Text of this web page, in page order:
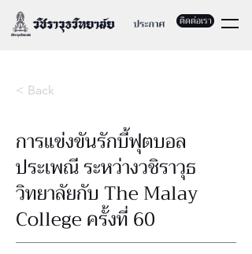
ติดต่อเรา
< Back
การแข่งขันรักบี้ฟุตบอล
ประเพณี ระหว่างวชิราวุธ
วิทยาลัยกับ The Malay
College ครั้งที่ 60